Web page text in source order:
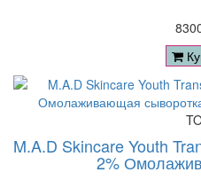
M.A.D Skincare Youth
2%